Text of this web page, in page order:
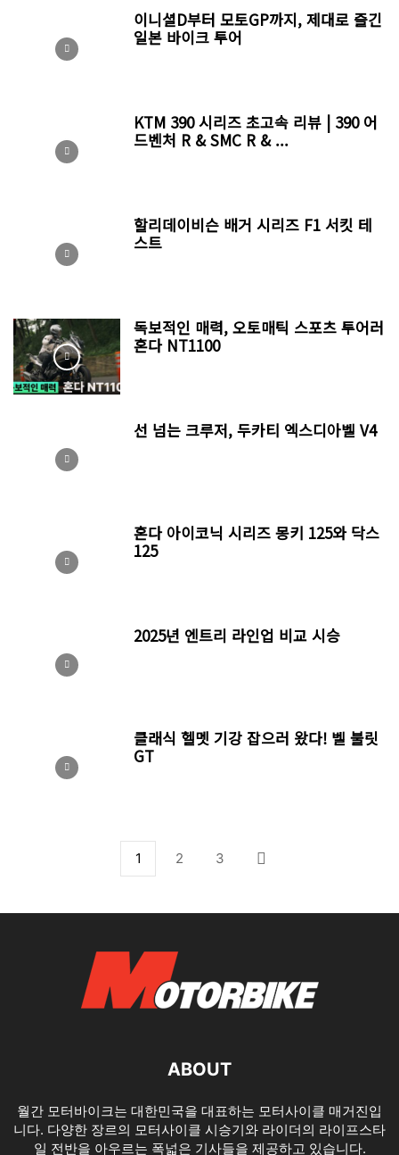
이니셜D부터 모토GP까지, 제대로 즐긴
일본 바이크 투어
KTM 390 시리즈 초고속 리뷰 | 390 어
드벤처 R & SMC R & ...
할리데이비슨 배거 시리즈 F1 서킷 테
스트
독보적인 매력, 오토매틱 스포츠 투어러
혼다 NT1100
선 넘는 크루저, 두카티 엑스디아벨 V4
혼다 아이코닉 시리즈 몽키 125와 닥스
125
2025년 엔트리 라인업 비교 시승
클래식 헬멧 기강 잡으러 왔다! 벨 불릿
GT
1 2 3
ABOUT
월간 모터바이크는 대한민국을 대표하는 모터사이클 매거진입
니다. 다양한 장르의 모터사이클 시승기와 라이더의 라이프스타
일 전반을 아우르는 폭넓은 기사들을 제공하고 있습니다.